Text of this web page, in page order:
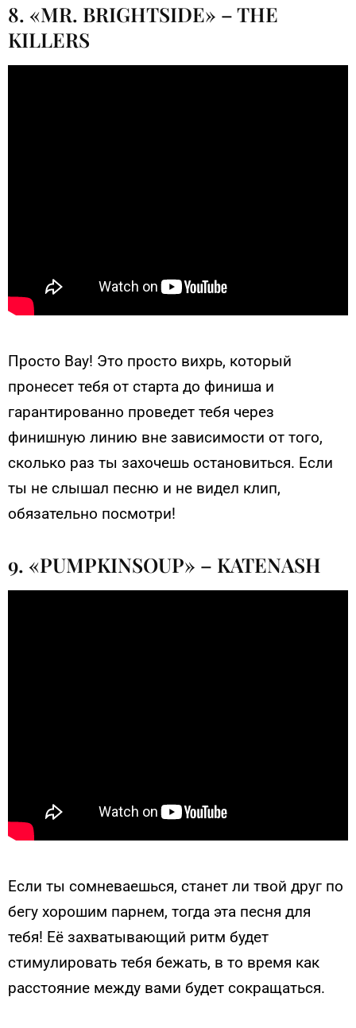
8. «MR. BRIGHTSIDE» – THE
KILLERS
Просто Вау! Это просто вихрь, который
пронесет тебя от старта до финиша и
гарантированно проведет тебя через
финишную линию вне зависимости от того,
сколько раз ты захочешь остановиться. Если
ты не слышал песню и не видел клип,
обязательно посмотри!
9. «PUMPKINSOUP» – KATENASH
Если ты сомневаешься, станет ли твой друг по
бегу хорошим парнем, тогда эта песня для
тебя! Её захватывающий ритм будет
стимулировать тебя бежать, в то время как
расстояние между вами будет сокращаться.